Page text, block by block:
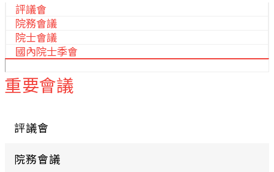
評議會
院務會議
院士會議
國內院士季會
重要會議
評議會
院務會議